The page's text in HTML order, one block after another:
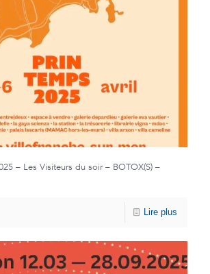
– Les Visiteurs du soir – BOTOX(S) –
Lire plus